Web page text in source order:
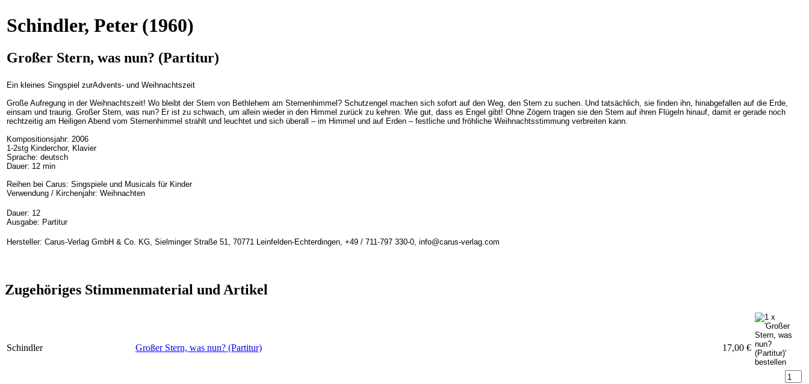
Schindler, Peter(1960)
Großer Stern, was nun? (Partitur)
Ein kleines Singspiel zurAdvents- und Weihnachtszeit
Große Aufregung in der Weihnachtszeit! Wo bleibt der Stern von Bethlehem am Sternenhimmel? Schutzengel machen sich sofort auf den Weg, den Stern zu suchen. Und tatsächlich, sie finden ihn, hinabgefallen auf die Erde,
einsam und traurig. Großer Stern, was nun? Er ist zu schwach, um allein wieder in den Himmel zurück zu kehren. Wie gut, dass es Engel gibt! Ohne Zögern tragen sie den Stern auf ihren Flügeln hinauf, damit er gerade noch
rechtzeitig am Heiligen Abend vom Sternenhimmel strahlt und leuchtet und sich überall – im Himmel und auf Erden – festliche und fröhliche Weihnachtsstimmung verbreiten kann.
Kompositionsjahr: 2006
1-2stg Kinderchor, Klavier
Sprache: deutsch
Dauer: 12 min
Reihen bei Carus: Singspiele und Musicals für Kinder
Verwendung / Kirchenjahr: Weihnachten
Dauer: 12
Ausgabe: Partitur
Hersteller: Carus-Verlag GmbH & Co. KG, Sielminger Straße 51, 70771 Leinfelden-Echterdingen, +49 / 711-797 330-0, info@carus-verlag.com
Zugehöriges Stimmenmaterial und Artikel
Schindler Großer Stern, was nun? (Partitur) 17,00 €